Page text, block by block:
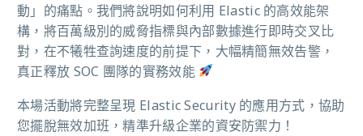
動」的痛點。我們將說明如何利用 Elastic 的高效能架
構，將百萬級別的威脅指標與內部數據進行即時交叉比
對，在不犧牲查詢速度的前提下，大幅精簡無效告警，
真正釋放 SOC 團隊的實務效能
本場活動將完整呈現 Elastic Security 的應用方式，協助
您擺脫無效加班，精準升級企業的資安防禦力！